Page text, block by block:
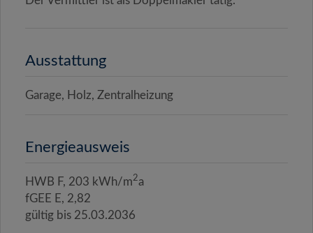
Ausstattung
Garage Holz Zentralheizung
Energieausweis
HWB F, 203 kWh/m2a
fGEE E, 2,82
gültig bis 25.03.2036